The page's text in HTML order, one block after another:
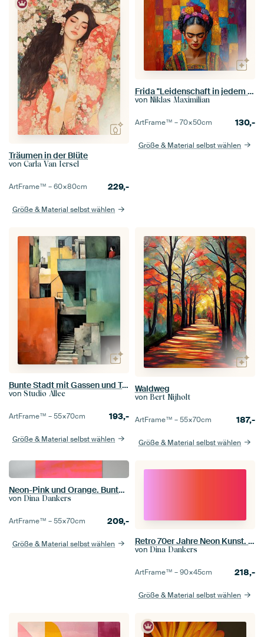
Träumen in der Blüte
von Carla Van Iersel
ArtFrame™ –60×80cm 229,-
Größe & Material selbst wählen
Frida "Leidenschaft in jedem Detail"
von Niklas Maximilian
ArtFrame™ –70×50cm 130,-
Größe & Material selbst wählen
Bunte Stadt mit Gassen und Treppen
von Studio Allee
ArtFrame™ –55×70cm 193,-
Größe & Material selbst wählen
Waldweg
von Bert Nijholt
ArtFrame™ –55×70cm 187,-
Größe & Material selbst wählen
Neon-Pink und Orange. Bunte abstrakte moderne Kunst. Pop der Farben.
von Dina Dankers
ArtFrame™ –55×70cm 209,-
Größe & Material selbst wählen Retro 70er Jahre Neon Kunst. Abstrakter Farbverlauf in Lila, Orange, Rosa
von Dina Dankers
ArtFrame™ –90×45cm 218,-
Größe & Material selbst wählen